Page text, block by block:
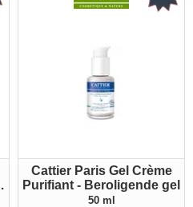
Cattier Paris Gel Crème
Purifiant - Beroligende gel
50 ml